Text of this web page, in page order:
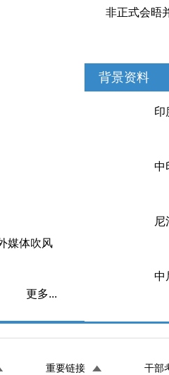
媒体吹风
更多...
非正式会晤
背景资料
印
中
尼
中
重要链接 干部